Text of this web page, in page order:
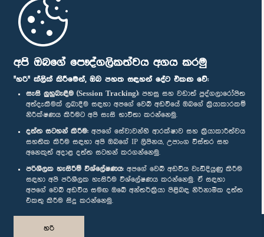
අපි ඔබගේ පෞද්ගලිකත්වය අගය කරමු
"හරි" ක්ලික් කිරීමෙන්, ඔබ පහත සඳහන් දේට එකඟ වේ:
සැසි ලුහුබැඳීම (Session Tracking): පහසු සහ වඩාත් පුද්ගලාරෝපිත
අත්දැකීමක් ලබාදීම සඳහා අපගේ වෙබ් අඩවියේ ඔබගේ ක්‍රියාකාරකම්
නිරීක්ෂණය කිරීමට අපි සැසි භාවිතා කරන්නෙමු.
දත්ත සටහන් කිරීම: අපගේ සේවාවන්හි ආරක්ෂාව සහ ක්‍රියාකාරීත්වය
සහතික කිරීම සඳහා අපි ඔබගේ IP ලිපිනය, උපාංග විස්තර සහ
අනෙකුත් අදාළ දත්ත සටහන් කරගන්නෙමු.
පරිශීලක හැසිරීම් විශ්ලේෂණය: අපගේ වෙබ් අඩවිය වැඩිදියුණු කිරීම
සඳහා අපි පරිශීලක හැසිරීම විශ්ලේෂණය කරන්නෙමු. ඒ සඳහා
අපගේ වෙබ් අඩවිය සමඟ ඔබේ අන්තර්ක්‍රියා පිළිබඳ නිර්නාමික දත්ත
එකතු කිරීම සිදු කරන්නෙමු.
හරි
මුල් පිටුව
පාර්ලිමේන්තු ජංගම යෙදුම
අප හා සම්බන්ධ වී සිටින්න :
සම්මාන
පෞද්ගලිකත්ව ප්‍රතිපත්තිය